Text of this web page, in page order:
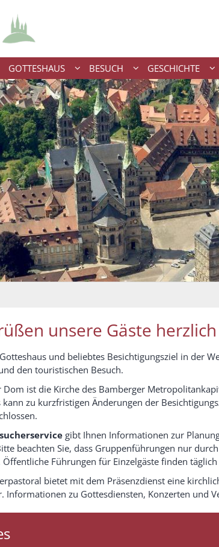
GOTTESHAUS BESUCH GESCHICHTE
unsere Gäste
und beliebtes Besichtigungsziel in der
den touristischen Besuch.
Dom ist die Kirche des Bamberger
kann zu kurzfristigen Änderungen der
gibt Ihnen Informationen zur
beachten Sie, dass Gruppenführungen nur
Führungen für Einzelgäste finden täglich
bietet mit dem Präsenzdienst eine
Informationen zu Gottesdiensten, Konzerten und